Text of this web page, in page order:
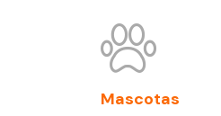
Mascotas